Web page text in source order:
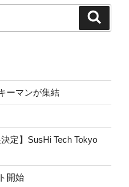
ジ
ーマンが集結
定】SusHi Tech Tokyo
開始